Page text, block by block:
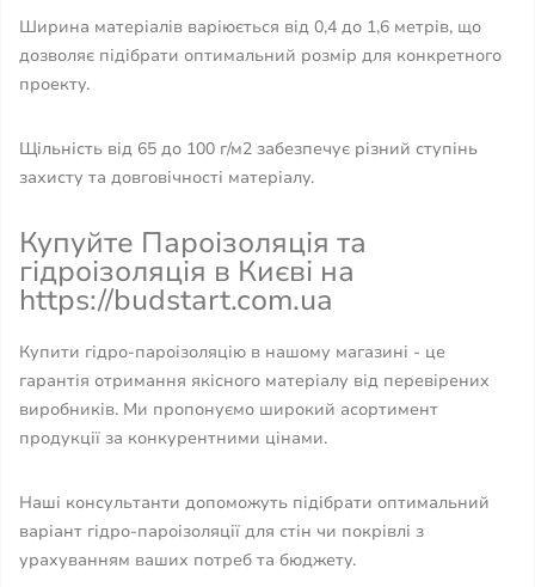
Ширина матеріалів варіюється від 0,4 до 1,6 метрів, що
дозволяє підібрати оптимальний розмір для конкретного
проекту.
Щільність від 65 до 100 г/м2 забезпечує різний ступінь
захисту та довговічності матеріалу.
Купуйте Пароізоляція та
гідроізоляція в Києві на
https://budstart.com.ua
Купити гідро-пароізоляцію в нашому магазині - це
гарантія отримання якісного матеріалу від перевірених
виробників. Ми пропонуємо широкий асортимент
продукції за конкурентними цінами.
Наші консультанти допоможуть підібрати оптимальний
варіант гідро-пароізоляції для стін чи покрівлі з
урахуванням ваших потреб та бюджету.